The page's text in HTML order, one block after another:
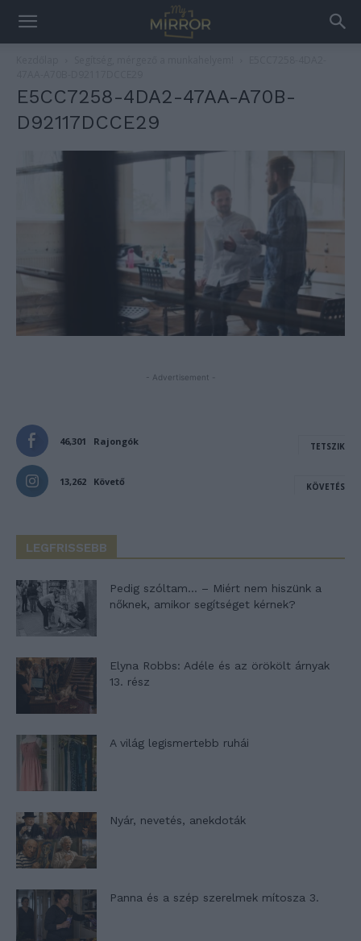
E5CC7258-4DA2-47AA-A70B-
D92117DCCE29
- Advertisement -
46,301 Rajongók TETSZIK
13,262 Követő KÖVETÉS
LEGFRISSEBB
Pedig szóltam… – Miért nem hiszünk a
nőknek, amikor segítséget kérnek?
Elyna Robbs: Adéle és az örökölt árnyak
13. rész
A világ legismertebb ruhái
Nyár, nevetés, anekdoták
Panna és a szép szerelmek mítosza 3.